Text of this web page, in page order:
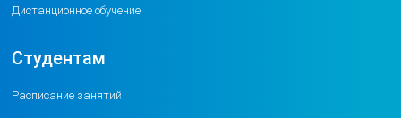
Дистанционное обучение
Студентам
Расписание занятий